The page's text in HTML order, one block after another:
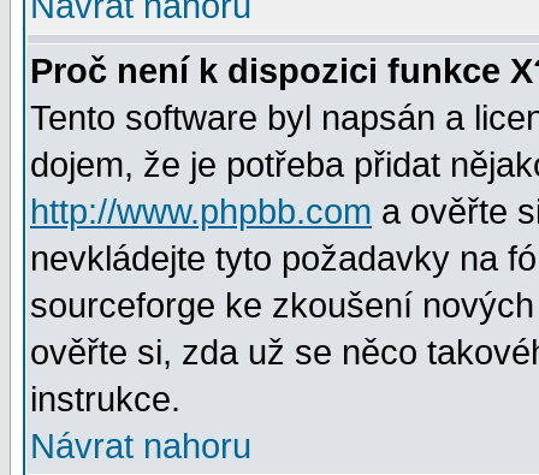
Proč není k dispozici funkce
Tento software byl napsán a
dojem, že je potřeba přidat
http://www.phpbb.com a ověřte
nevkládejte tyto požadavky na
sourceforge ke zkoušení
ověřte si, zda už se něco
instrukce.
Návrat nahoru